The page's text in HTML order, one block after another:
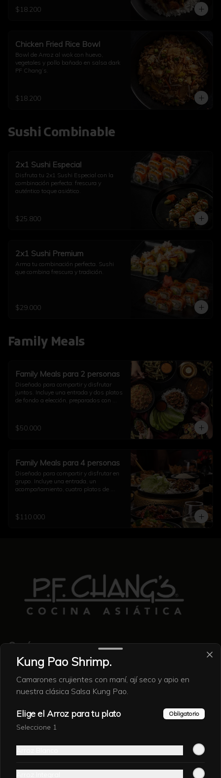
$18.200
Chicken Fried Rice Bowl
Bowl de Arroz al wok con huevo,
vegetales y pollo bañado en salsa dark
PF Chang’s.
$18.200
Sushi Combinable
2x1 Sushi Especial
Disfruta tu 2x1 Sushi Especial con la
combinación perfecta: frescura y
auténtico toque asiático.
$25.800
2x1 Sushi Premium
Arma tu combinación perfecta. Sushi
que combina frescura y tradición.
$29.000
Family Meals
Family Meals para 2 personas
Diseñado para compartir y disfrutar
juntos. Incluye una entrada y dos platos
de fondo a elección, preparados con
referencial)
$50.000
Family Meals para 4 personas
Diseñado para compartir y disfrutar en
grupo. Incluye una entrada, un
acompañamiento, cuatro platos de
asiático. Ideal para una comida
completa con familia y amigos (imagen
$110.000
Conócenos
Contacto
Nosotros
Locales
Eventos
Encuesta
Redes sociales
Kung Pao Shrimp.
Camarones crujientes con maní, ají seco y apio en
nuestra clásica Salsa Kung Pao.
Elige el Arroz para tu plato Obligatorio
Seleccione 1